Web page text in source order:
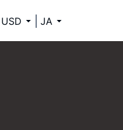
USD JA